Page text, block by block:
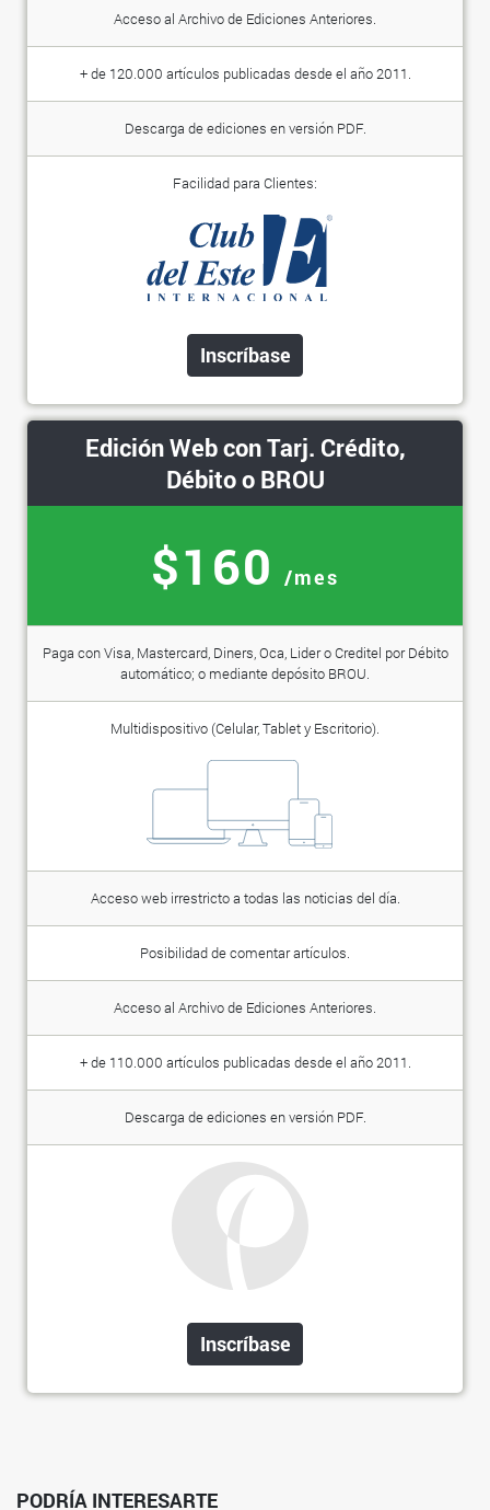
Acceso al Archivo de Ediciones Anteriores.
+ de 120.000 artículos publicadas desde el año 2011.
Descarga de ediciones en versión PDF.
Facilidad para Clientes:
Inscríbase
Edición Web con Tarj. Crédito,
Débito o BROU
$160 /mes
Paga con Visa, Mastercard, Diners, Oca, Lider o Creditel por Débito
automático; o mediante depósito BROU.
Multidispositivo (Celular, Tablet y Escritorio).
Acceso web irrestricto a todas las noticias del día.
Posibilidad de comentar artículos.
Acceso al Archivo de Ediciones Anteriores.
+ de 110.000 artículos publicadas desde el año 2011.
Descarga de ediciones en versión PDF.
Inscríbase
PODRÍA INTERESARTE